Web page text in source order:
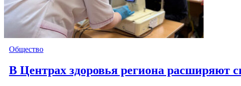
Общество
В Центрах здоровья региона расширяют